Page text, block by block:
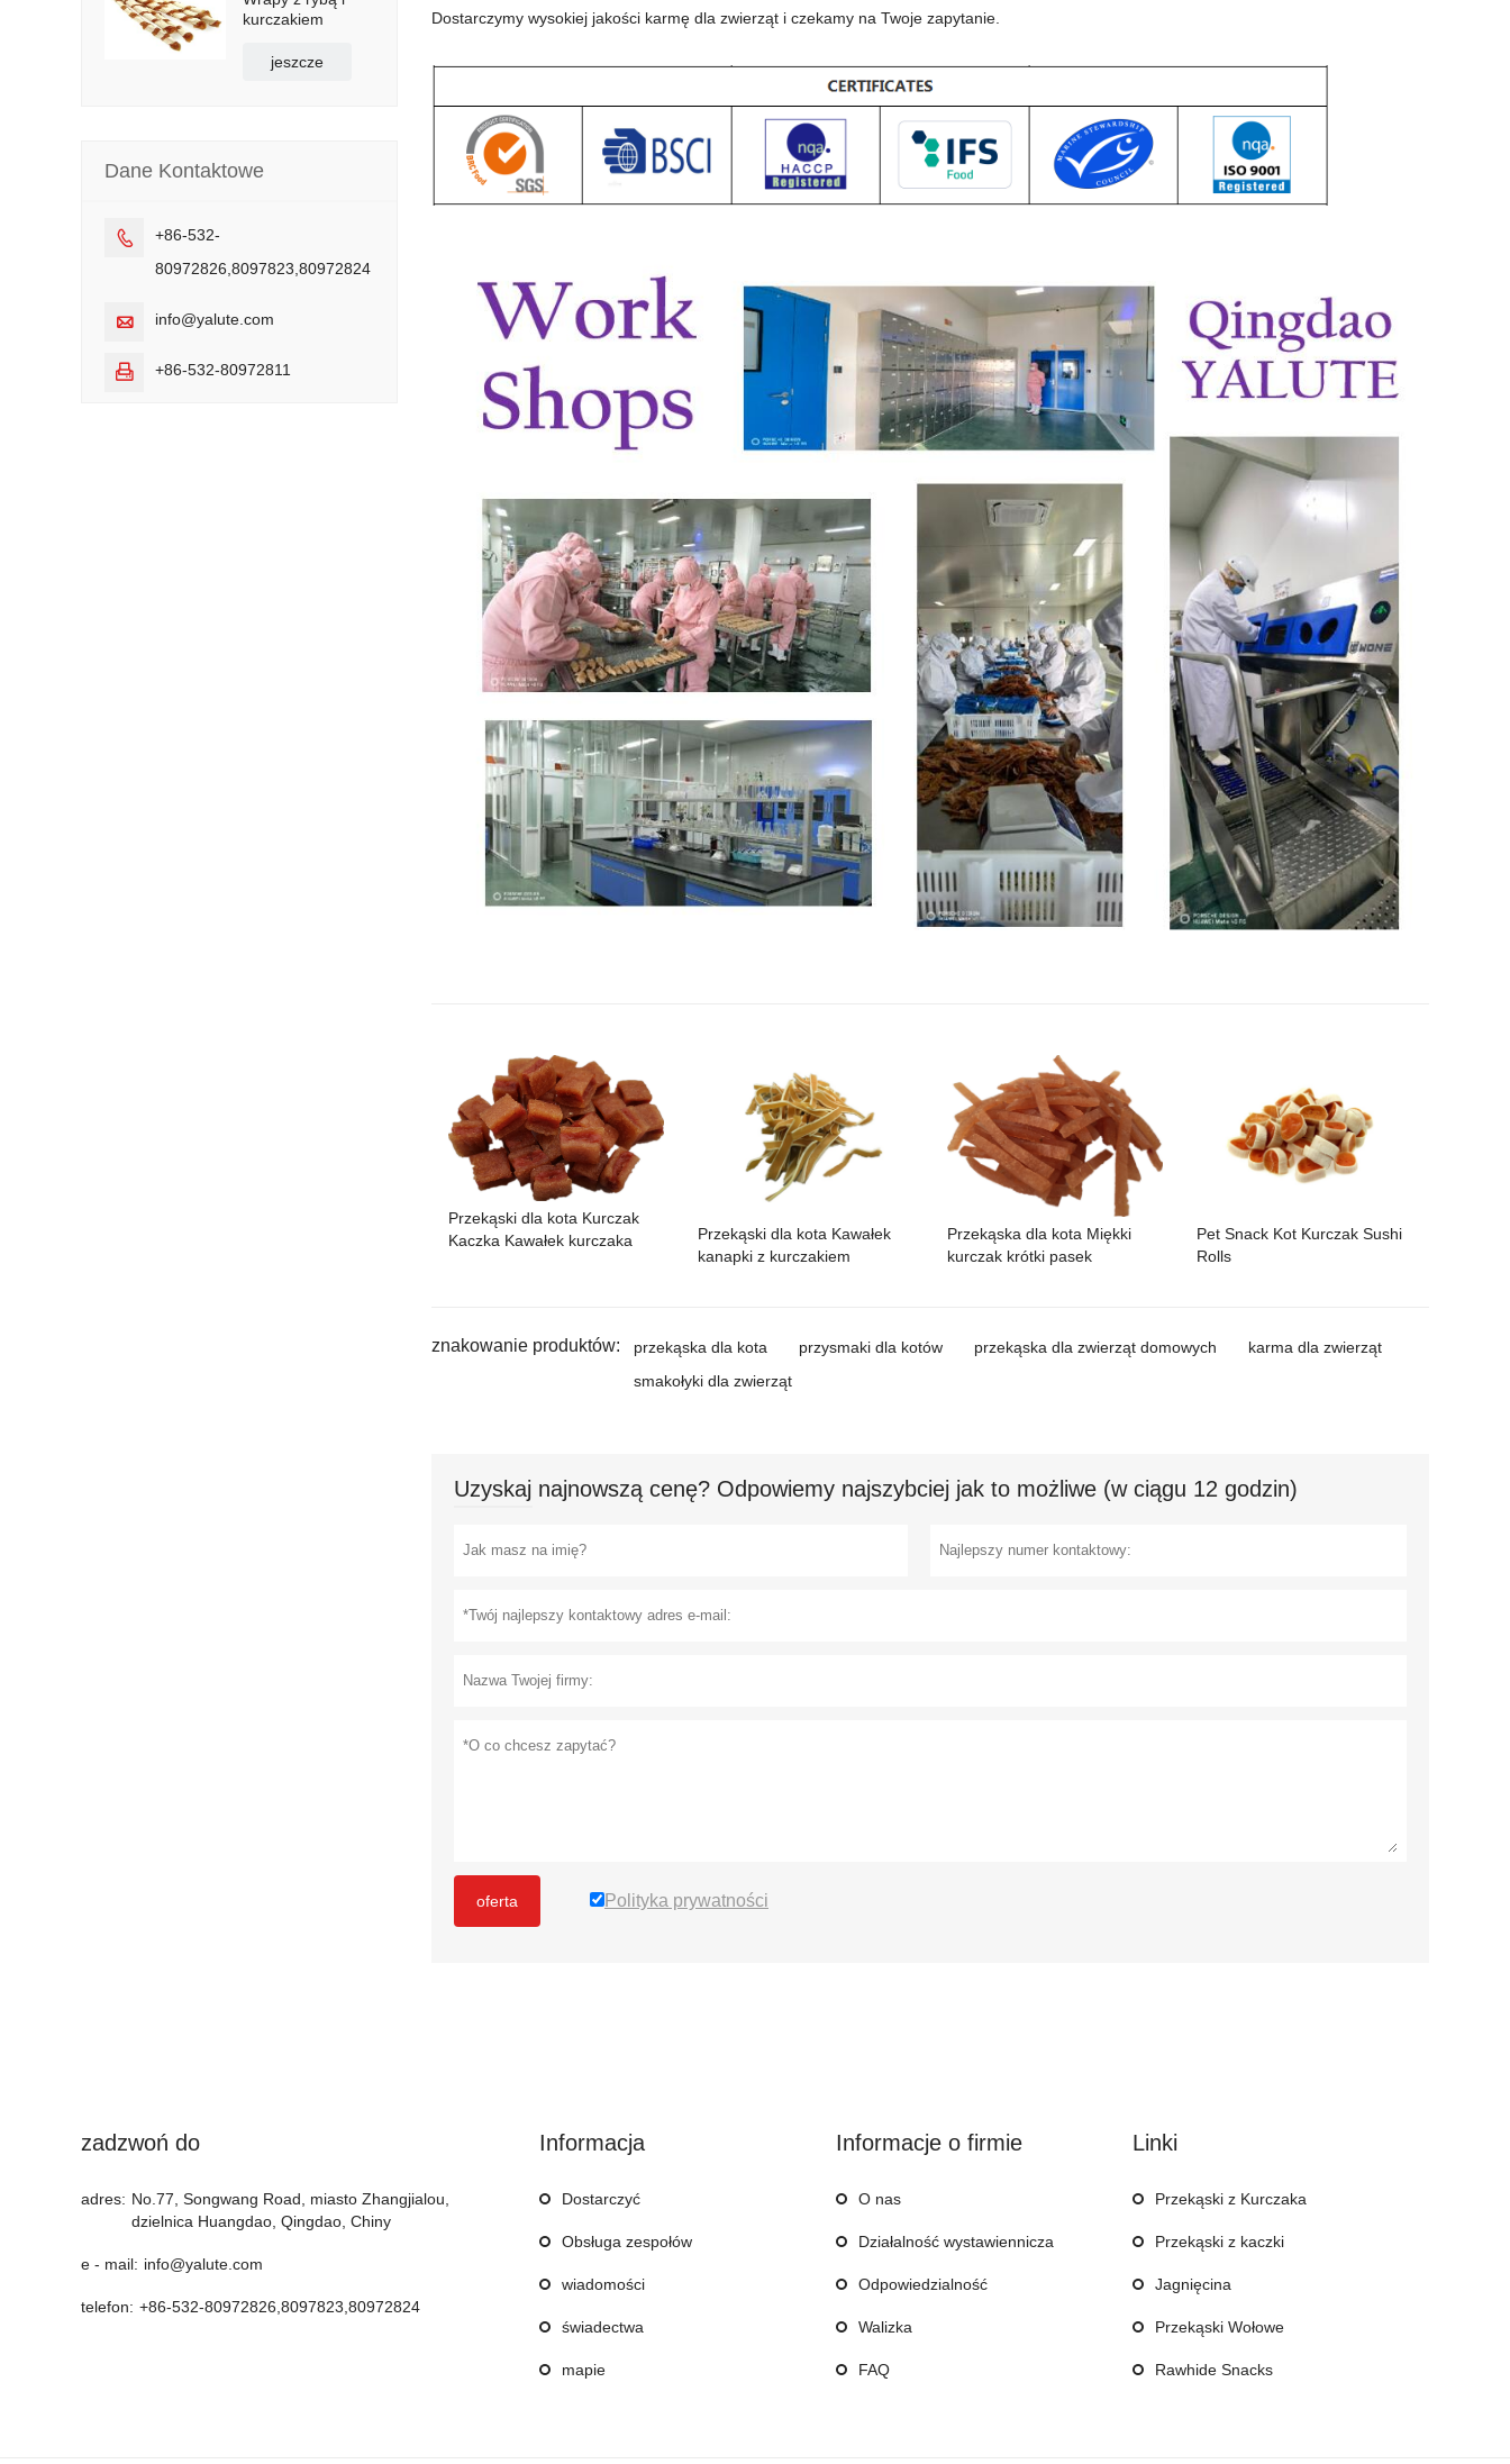
Dostarczymy wysokiej jakości karmę dla zwierząt i czekamy na Twoje zapytanie.
Przekąski dla kota Kurczak
Kaczka Kawałek kurczaka
Przekąski dla kota Kawałek
kanapki z kurczakiem
Przekąska dla kota Miękki
kurczak krótki pasek
Pet Snack Kot Kurczak Sushi
Rolls
znakowanie produktów: przekąska dla kota przysmaki dla kotów przekąska dla zwierząt domowych
karma dla zwierząt
smakołyki dla zwierząt
Uzyskaj najnowszą cenę? Odpowiemy najszybciej jak to możliwe (w ciągu 12 godzin)
oferta Polityka prywatności
kurczakiem
jeszcze
Dane Kontaktowe

+86-532-
80972826,8097823,80972824
 info@yalute.com
 +86-532-80972811
zadzwoń do
adres: No.77, Songwang Road, miasto Zhangjialou,
dzielnica Huangdao, Qingdao, Chiny
e - mail: info@yalute.com
telefon: +86-532-80972826,8097823,80972824
Informacja
Dostarczyć
Obsługa zespołów
wiadomości
świadectwa
mapie
Informacje o firmie
O nas
Działalność wystawiennicza
Odpowiedzialność
Walizka
FAQ
Linki
Przekąski z Kurczaka
Przekąski z kaczki
Jagnięcina
Przekąski Wołowe
Rawhide Snacks